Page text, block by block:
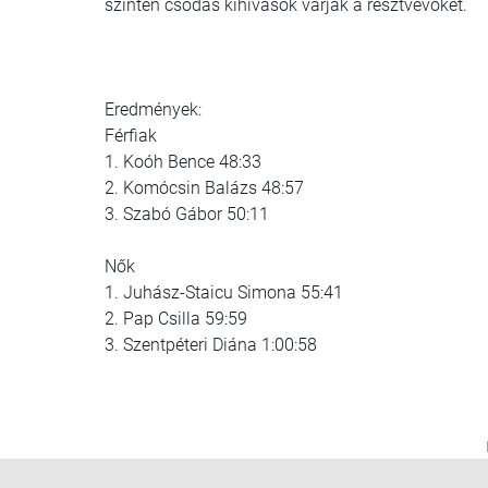
szintén csodás kihívások várják a résztvevőket.
Eredmények:
Férfiak
1. Koóh Bence 48:33
2. Komócsin Balázs 48:57
3. Szabó Gábor 50:11
Nők
1. Juhász-Staicu Simona 55:41
2. Pap Csilla 59:59
3. Szentpéteri Diána 1:00:58